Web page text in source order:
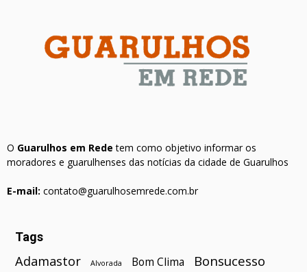
O Guarulhos em Rede tem como objetivo informar os
moradores e guarulhenses das notícias da cidade de Guarulhos
E-mail: contato@guarulhosemrede.com.br
Tags
Adamastor Alvorada Bom Clima Bonsucesso